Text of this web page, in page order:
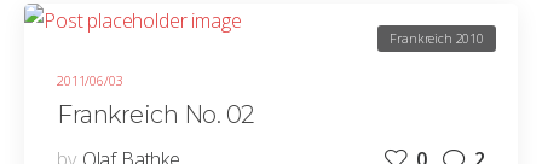
2011/06/03
Frankreich 2010
Frankreich No. 02